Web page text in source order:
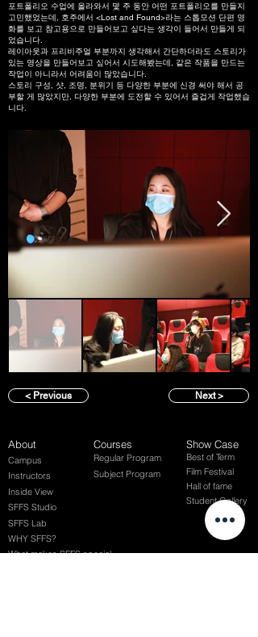
포트폴리오 수업에 올라와서 몇 주 동안 어떤 포트폴리오를 만들지
고민했었는데, 호주에서 <Lost and Found>라는 스톱모션 단편 영
화를 보고 참고용으로 만들어보고 싶다는 생각이 들어서 만들게 되
었습니다.
레이아웃과 프리비주얼 부분까지 생각해서 간단하더라도 스토리가
있는 영상을 만들어보고 싶어서 시도해봤는데, 같은 작품을 만드는
작업이 아니라서 어려움이 많았습니다.
스토리 구성, 샷, 조명, 분위기 등 다양한 부분에 신경 써야 해서 공
부할 게 많았지만, 다양한 부분에 도전할 수 있어서 즐겁게 작업했습
니다.
< Previous Next >
About
Campus
Instructors
Courses
Regular Program
Subject Program
Inside View
SFFS Studio
Show Case
Best of Term
Film Festival
Hall of fame
Student Gallery
SFFS Lab
WHY SFFS?
What makes SFFS special